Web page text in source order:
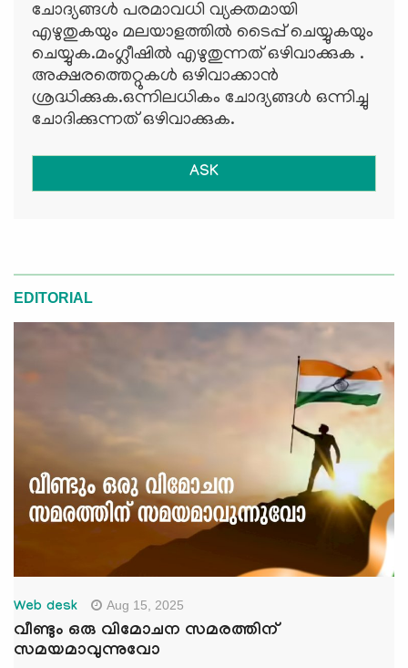
ചോദ്യങ്ങള്‍ പരമാവധി വ്യക്തമായി
എഴുതുകയും മലയാളത്തില്‍ ടൈപ്പ് ചെയ്യുകയും
ചെയ്യുക.മംഗ്ലീഷില്‍ എഴുതുന്നത് ഒഴിവാക്കുക .
അക്ഷരത്തെറ്റുകള്‍ ഒഴിവാക്കാന്‍
ശ്രദ്ധിക്കുക.ഒന്നിലധികം ചോദ്യങ്ങള്‍ ഒന്നിച്ചു
ചോദിക്കുന്നത് ഒഴിവാക്കുക.
ASK
EDITORIAL
Web desk Aug 15, 2025
വീണ്ടും ഒരു വിമോചന സമരത്തിന്
സമയമാവുന്നുവോ